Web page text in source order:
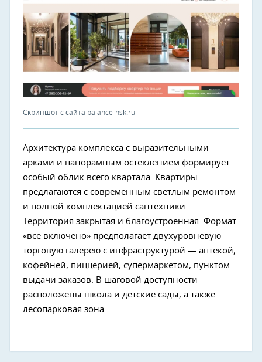
Скриншот с сайта balance-nsk.ru
Архитектура комплекса с выразительными
арками и панорамным остеклением формирует
особый облик всего квартала. Квартиры
предлагаются с современным светлым ремонтом
и полной комплектацией сантехники.
Территория закрытая и благоустроенная. Формат
«все включено» предполагает двухуровневую
торговую галерею с инфраструктурой — аптекой,
кофейней, пиццерией, супермаркетом, пунктом
выдачи заказов. В шаговой доступности
расположены школа и детские сады, а также
лесопарковая зона.